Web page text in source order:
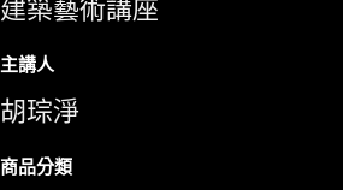
建築藝術講座
主講人
胡琮淨
商品分類